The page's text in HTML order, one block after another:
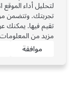
لتحليل أداء
تجربتك. وتتضمن
تقيم فيها. يمكنك
مزيد من
موافقة